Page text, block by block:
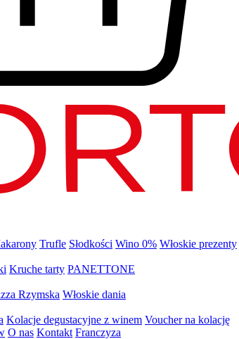
Trufle Słodkości Wino 0% Włoskie prezenty
Kruche tarty PANETTONE
Rzymska Włoskie dania
Kolacje degustacyjne z winem Voucher na kolację
O nas Kontakt Franczyza